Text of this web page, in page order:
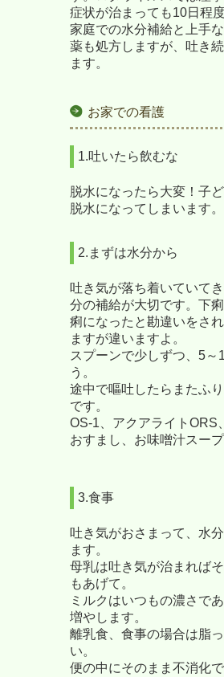
症状が治まっても10日程
家庭での水分補給と上手
薬も処方しますが、吐き
ます。
お家での看護
1.吐いたら飲むな
脱水になったら大変！子
脱水になってしまいます
2.まずは水分から
吐き気が落ち着いていて
分の補給が大切です。下痢
痢になったと勘違いをさ
ますが違いますよ。
スプーンで少しずつ、5～
う。
途中で嘔吐したらまたふ
です。
OS-1、アクアライトORS
おすまし、お味噌汁スー
3.食事
吐き気がおさまって、水
ます。
母乳は吐き気が治まれば
もあげて。
ミルクはいつもの濃さで
増やします。
離乳食、食事の場合は脂
い。
便の中にそのまま不消化